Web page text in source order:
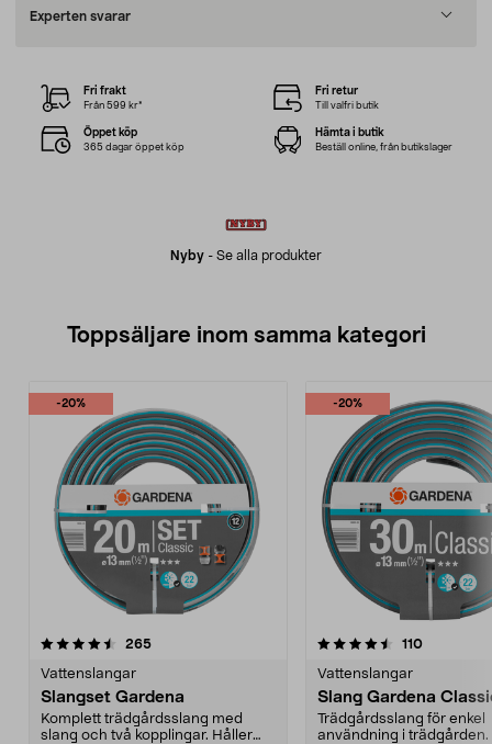
Experten svarar
Nyby - Se alla produkter
Fri frakt
Från 599 kr*
Fri retur
Till valfri butik
Öppet köp
365 dagar öppet köp
Hämta i butik
Beställ online, från butikslager
Toppsäljare inom samma kategori
-20%
265recensioner
Vattenslangar
Slangset Gardena
Komplett trädgårdsslang med
slang och två kopplingar. Håller
-20%
4.5 av 5 stjärnor 110
Vattenslangar
Slang Gardena
Trädgårdsslang för enkel
användning i trädgården.
4.5 av 5 stjärnor